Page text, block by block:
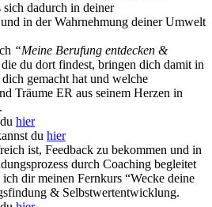
sich dadurch in deiner
in der Wahrnehmung deiner Umwelt
“Meine Berufung entdecken &
du dort findest, bringen dich damit in
gemacht hat und welche
Träume ER aus seinem Herzen in
hier
du hier
ist, Feedback zu bekommen und in
durch Coaching begleitet
dir meinen Fernkurs “Wecke deine
& Selbstwertentwicklung.